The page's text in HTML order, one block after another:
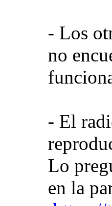
- Los
no
- El
Lo
en la